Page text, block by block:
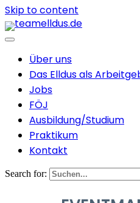
Skip to content
Über uns
Das Elldus als
Jobs
FÖJ
Ausbildung/Studium
Praktikum
Kontakt
Search for: